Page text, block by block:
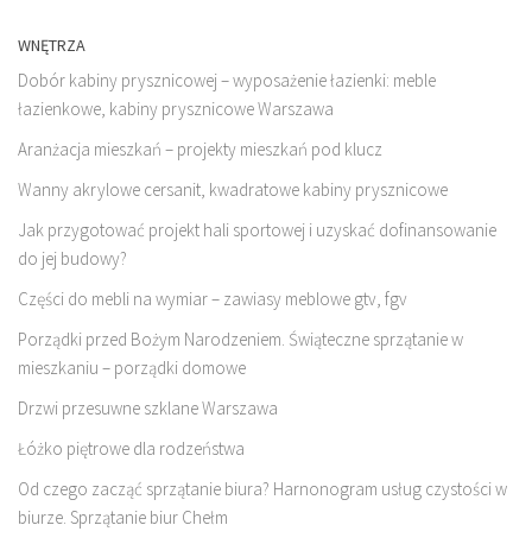
WNĘTRZA
Dobór kabiny prysznicowej – wyposażenie łazienki: meble
łazienkowe, kabiny prysznicowe Warszawa
Aranżacja mieszkań – projekty mieszkań pod klucz
Wanny akrylowe cersanit, kwadratowe kabiny prysznicowe
Jak przygotować projekt hali sportowej i uzyskać dofinansowanie
do jej budowy?
Części do mebli na wymiar – zawiasy meblowe gtv, fgv
Porządki przed Bożym Narodzeniem. Świąteczne sprzątanie w
mieszkaniu – porządki domowe
Drzwi przesuwne szklane Warszawa
Łóżko piętrowe dla rodzeństwa
Od czego zacząć sprzątanie biura? Harnonogram usług czystości w
biurze. Sprzątanie biur Chełm